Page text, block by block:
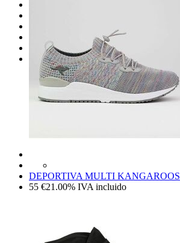
COMPLEMENTOS
MORRODELOVE
OUTLET
DEPORTIVA MULTI KANGAROOS
55 €21.00% IVA incluido